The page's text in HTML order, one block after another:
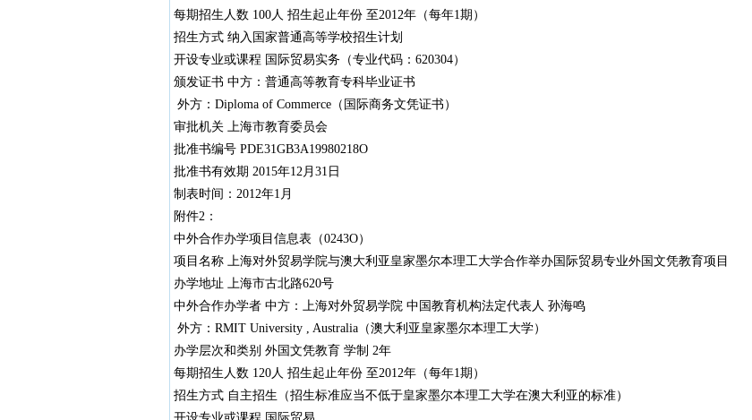
每期招生人数 100人 招生起止年份 至2012年（每年1期）
招生方式 纳入国家普通高等学校招生计划
开设专业或课程 国际贸易实务（专业代码：620304）
颁发证书 中方：普通高等教育专科毕业证书
外方：Diploma of Commerce（国际商务文凭证书）
审批机关 上海市教育委员会
批准书编号 PDE31GB3A19980218O
批准书有效期 2015年12月31日
制表时间：2012年1月
附件2：
中外合作办学项目信息表（0243O）
项目名称 上海对外贸易学院与澳大利亚皇家墨尔本理工大学合作举办国际贸易专业外国文凭教育项目
办学地址 上海市古北路620号
中外合作办学者 中方：上海对外贸易学院 中国教育机构法定代表人 孙海鸣
外方：RMIT University , Australia（澳大利亚皇家墨尔本理工大学）
办学层次和类别 外国文凭教育 学制 2年
每期招生人数 120人 招生起止年份 至2012年（每年1期）
招生方式 自主招生（招生标准应当不低于皇家墨尔本理工大学在澳大利亚的标准）